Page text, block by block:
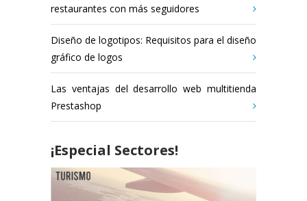
restaurantes con más seguidores
Diseño de logotipos: Requisitos para el diseño
gráfico de logos
Las ventajas del desarrollo web multitienda
Prestashop
¡Especial Sectores!